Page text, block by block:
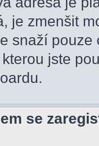
je zmenšit
snaží
jste
se